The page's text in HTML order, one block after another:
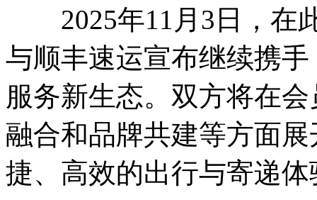
2025年11月3日，在
与顺丰速运宣布继续携
服务新生态。双方将在
融合和品牌共建等方面
捷、高效的出行与寄递体